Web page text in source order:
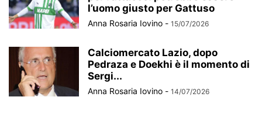
l’uomo giusto per Gattuso
Anna Rosaria Iovino - 15/07/2026
Calciomercato Lazio, dopo
Pedraza e Doekhi è il momento di
Sergi...
Anna Rosaria Iovino - 14/07/2026